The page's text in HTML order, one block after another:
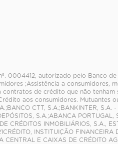
0004412, autorizado pelo Banco
;Assistência a consumidores,
de crédito que não tenham
aos consumidores. Mutuantes
CTT, S.A.;BANKINTER, S.A. -
S.A.;ABANCA PORTUGAL,
CRÉDITOS INMOBILIÁRIOS, S.A.,
INSTITUIÇÃO FINANCEIRA
CENTRAL E CAIXAS DE CRÉDITO